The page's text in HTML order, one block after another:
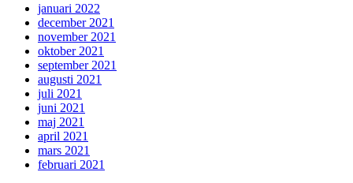
januari 2022
december 2021
november 2021
oktober 2021
september 2021
augusti 2021
juli 2021
juni 2021
maj 2021
april 2021
mars 2021
februari 2021